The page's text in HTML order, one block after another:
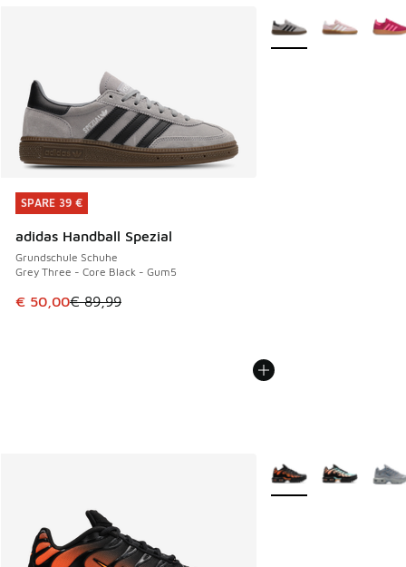
SPARE 39 €
adidas Handball Spezial
Grundschule Schuhe
Grey Three - Core Black - Gum5
Dieser Artikel ist im Sale. Der Preis ist von € 89,99 auf €
€ 50,00€ 89,99
SPARE 39 €
Weitere Farben
Weitere Farben